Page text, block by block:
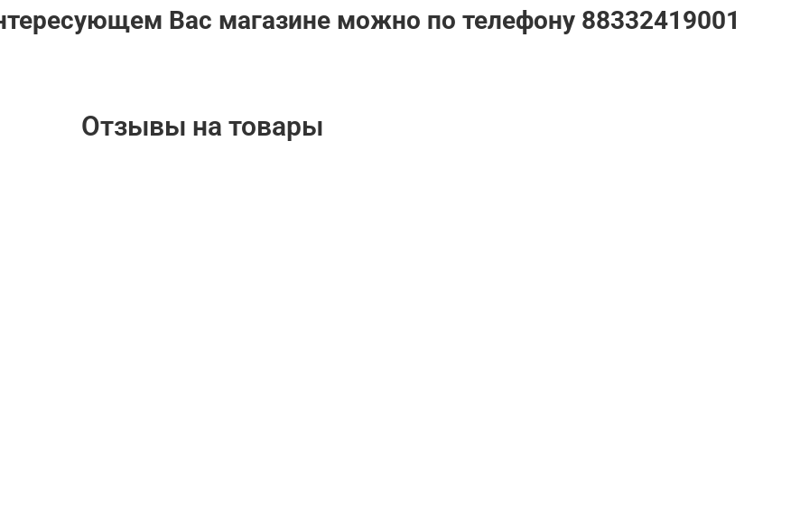
Вас магазине можно по телефону 88332419001
Отзывы на товары